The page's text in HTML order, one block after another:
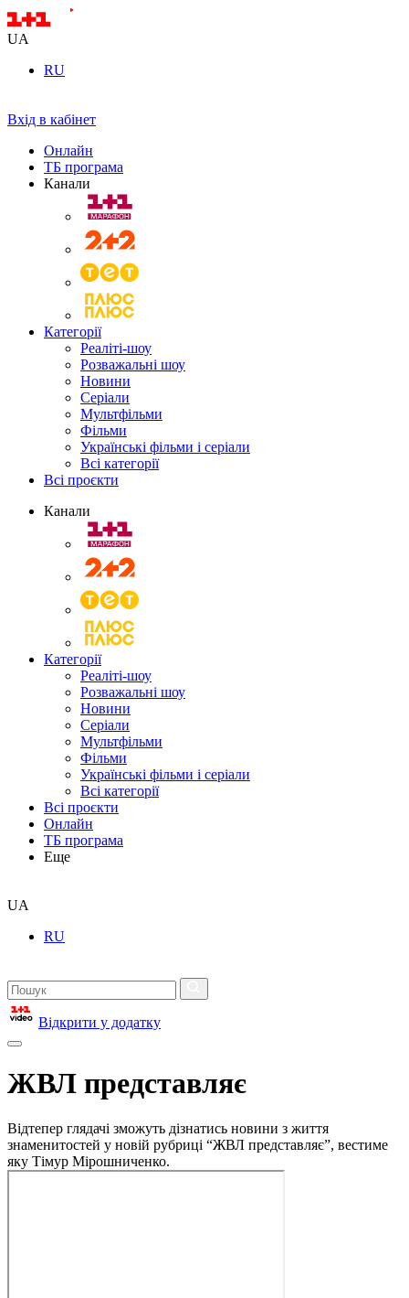
UA
RU
Вхід в кабінет
Онлайн
ТБ програма
Канали
Категорії
Реаліті-шоу
Розважальні шоу
Новини
Серіали
Мультфільми
Фільми
Українські фільми і серіали
Всі категорії
Всі проєкти
Канали
Категорії
Реаліті-шоу
Розважальні шоу
Новини
Серіали
Мультфільми
Фільми
Українські фільми і серіали
Всі категорії
Всі проєкти
Онлайн
ТБ програма
Еще
UA
RU
Відкрити у додатку
ЖВЛ представляє
Відтепер глядачі зможуть дізнатись новини з життя
знаменитостей у новій рубриці “ЖВЛ представляє”, вестиме
яку Тімур Мірошниченко.